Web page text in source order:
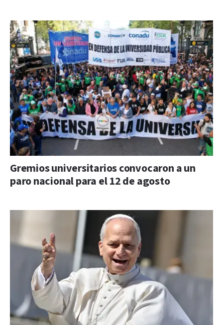
Gremios universitarios convocaron a un
paro nacional para el 12 de agosto